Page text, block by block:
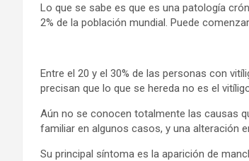
Lo que se sabe es que es una patología
2% de la población mundial. Puede
Entre el 20 y el 30% de las personas con
precisan que lo que se hereda no es el
Aún no se conocen totalmente las causas
familiar en algunos casos, y una alteración
Su principal síntoma es la aparición de